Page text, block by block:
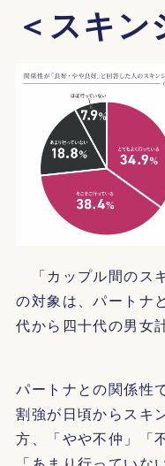
＜スキン
「カップル間のス
の対象は、パートナ
代から四十代の男女
パートナとの関係性
割強が日頃からスキ
方、「やや不仲」「